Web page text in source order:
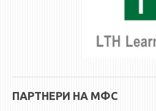
III ЦИКЛУС - ДОКТОРСКИ
ПАРТНЕРИ НА МФС